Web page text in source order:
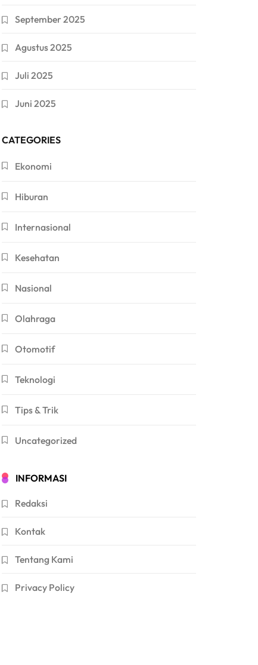
September 2025
Agustus 2025
Juli 2025
Juni 2025
CATEGORIES
Ekonomi
Hiburan
Internasional
Kesehatan
Nasional
Olahraga
Otomotif
Teknologi
Tips & Trik
Uncategorized
INFORMASI
Redaksi
Kontak
Tentang Kami
Privacy Policy